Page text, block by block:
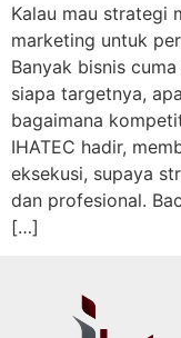
Kalau mau strategi
marketing untuk
Banyak bisnis
siapa targetnya,
bagaimana
IHATEC hadir,
eksekusi, supaya
dan profesional.
[…]